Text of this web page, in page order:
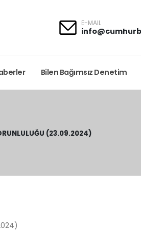
E-MAIL
Bilen Bağımsız Denetim
(23.09.2024)